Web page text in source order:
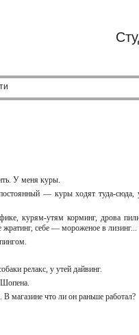
У меня куры.
— куры ходят туда-сюда,
курям-утям корминг, дрова
себе — мороженое в лизинг...
релакс, у утей дайвинг.
магазине что ли он раньше работал?